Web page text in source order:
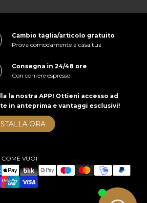
Cambio taglia/articolo gratuito
Prova comodamente a casa tua
Consegna in 24/48 ore
Con corriere espresso
la nostra APP! Ottieni accesso ad
in anteprima e vantaggi esclusivi!
ORA
COME VUOI